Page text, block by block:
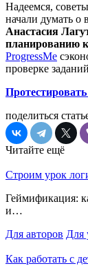
Надеемся,
начали думать
Анастасия
планированию
ProgressMe
проверке
поделиться
Читайте ещё
Строим урок
Геймификация:
и…
Для авторов Для
Как работать с